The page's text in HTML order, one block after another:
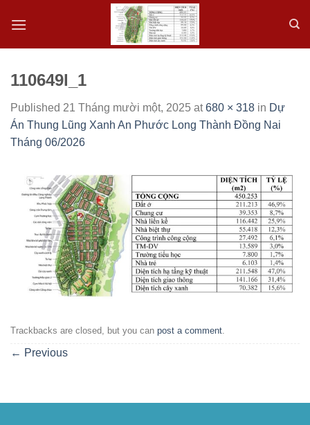
110649l_1
Published 21 Tháng mười một, 2025 at680 × 318 in Dự
Án Thung Lũng Xanh An Phước Long Thành Đồng Nai
Tháng 06/2026
Trackbacks are closed, but you can post a comment
← Previous